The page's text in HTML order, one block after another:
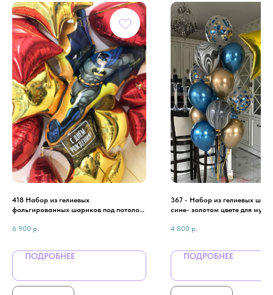
418 Набор из гелиевых
фольгированных шариков под потолок
6 900 р.
ПОДРОБНЕЕ
367 - Набор из гелиевых
сине- золотом цвете для
4 800 р.
ПОДРОБНЕЕ